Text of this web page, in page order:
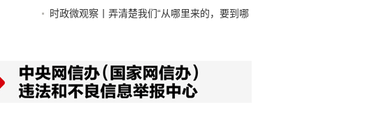
时政微观察丨弄清楚我们“从哪里来的，要到哪